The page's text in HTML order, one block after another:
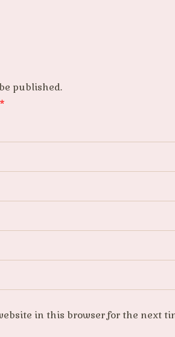
published.
*
in this browser for the next